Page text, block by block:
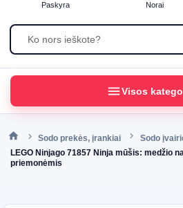
Paskyra Norai
menuVisos
Sodo prekės, įrankiai
Sodo
LEGO Ninjago 71857 Ninja mūšis: medžio
priemonėmis